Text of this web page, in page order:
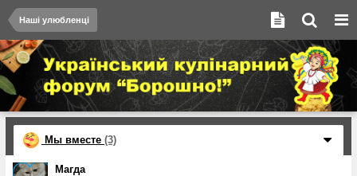
Наші улюбленці
Мы вместе (3)
Магда